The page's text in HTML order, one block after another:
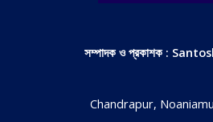
সম্পাদক ও প্রকাশক :
Chandrapur,